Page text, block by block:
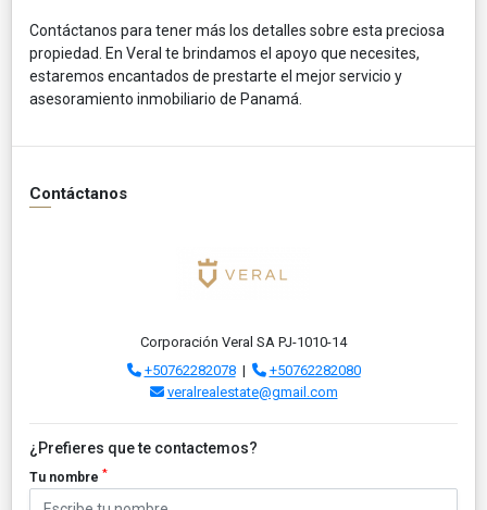
Contáctanos para tener más los detalles sobre esta preciosa
propiedad. En Veral te brindamos el apoyo que necesites,
estaremos encantados de prestarte el mejor servicio y
asesoramiento inmobiliario de Panamá.
Contáctanos
Corporación Veral SA PJ-1010-14
+50762282078|
+50762282080
veralrealestate@gmail.com
¿Prefieres que te contactemos?
Tu nombre *